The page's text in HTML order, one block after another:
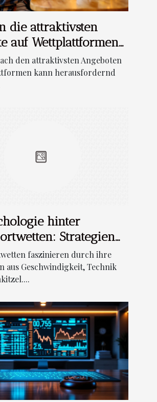
die attraktivsten
auf Wettplattformen
den attraktivsten Angeboten
kann herausfordernd
hinter
Strategien
faszinieren durch ihre
aus Geschwindigkeit, Technik